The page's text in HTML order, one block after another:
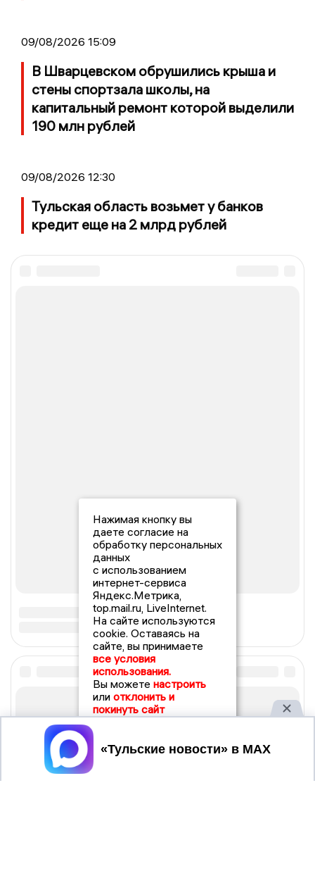
09/08/2026 15:09
В Шварцевском обрушились крыша и
стены спортзала школы, на
капитальный ремонт которой выделили
190 млн рублей
09/08/2026 12:30
Тульская область возьмет у банков
кредит еще на 2 млрд рублей
Нажимая кнопку вы
даете согласие на
обработку персональных
данных
с использованием
интернет-сервиса
Яндекс.Метрика,
top.mail.ru, LiveInternet.
На сайте используются
cookie. Оставаясь на
сайте, вы принимаете
все условия
использования.
Вы можете настроить
или отклонить и
покинуть сайт
Принять